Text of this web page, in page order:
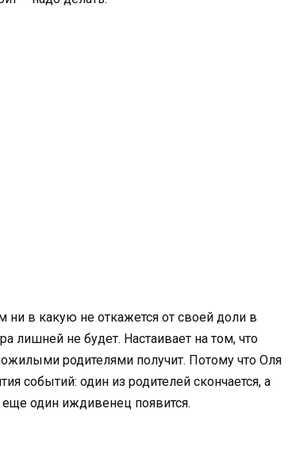
в какую не откажется от своей доли в
лишней не будет. Настаивает на том, что
родителями получит. Потому что Оля
событий: один из родителей скончается, а
еще один иждивенец появится.